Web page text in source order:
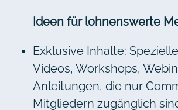
Ideen für lohnenswerte
Exklusive Inhalte:
Videos, Workshops,
Anleitungen, die nur
Mitgliedern zugänglich